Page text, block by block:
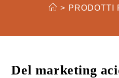
> PRODOTTI
Del marketing